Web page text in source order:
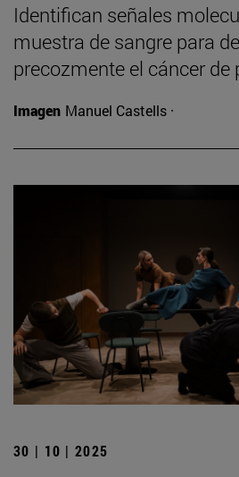
Identifican señales
muestra de sangre para
precozmente el cáncer de
Imagen Manuel Castells ·
30 | 10 | 2025